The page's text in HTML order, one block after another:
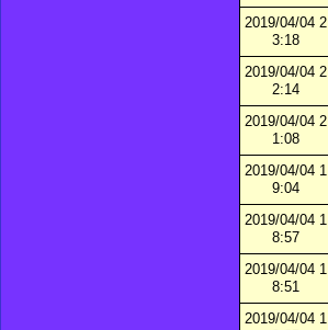
2019/04/04 2
3:18
2019/04/04 2
2:14
2019/04/04 2
1:08
2019/04/04 1
9:04
2019/04/04 1
8:57
2019/04/04 1
8:51
2019/04/04 1